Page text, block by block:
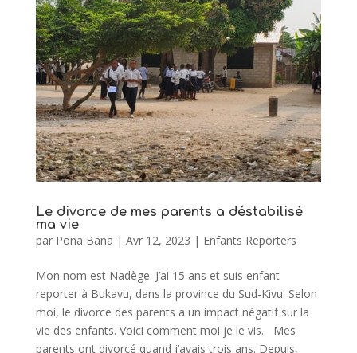
Le divorce de mes parents a déstabilisé
ma vie
par Pona Bana | Avr 12, 2023 | Enfants Reporters
Mon nom est Nadège. J’ai 15 ans et suis enfant
reporter à Bukavu, dans la province du Sud-Kivu. Selon
moi, le divorce des parents a un impact négatif sur la
vie des enfants. Voici comment moi je le vis. Mes
parents ont divorcé quand j’avais trois ans. Depuis,